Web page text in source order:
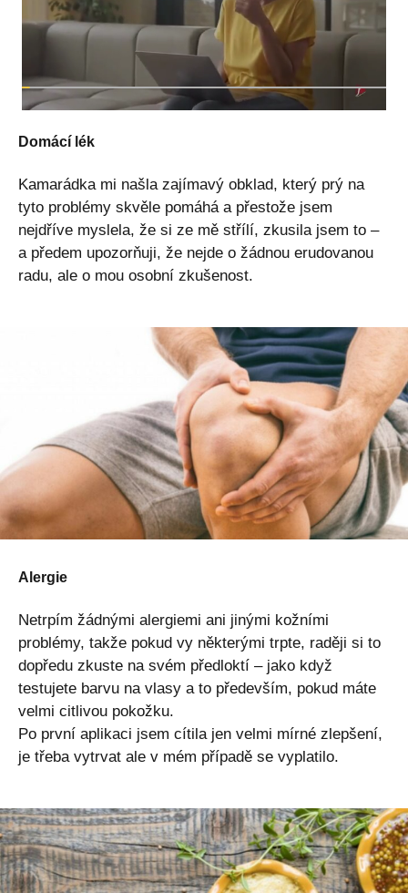
Domácí lék
Kamarádka mi našla zajímavý obklad, který prý na
tyto problémy skvěle pomáhá a přestože jsem
nejdříve myslela, že si ze mě střílí, zkusila jsem to –
a předem upozorňuji, že nejde o žádnou erudovanou
radu, ale o mou osobní zkušenost.
Alergie
Netrpím žádnými alergiemi ani jinými kožními
problémy, takže pokud vy některými trpte, raději si to
dopředu zkuste na svém předloktí – jako když
testujete barvu na vlasy a to především, pokud máte
velmi citlivou pokožku.
Po první aplikaci jsem cítila jen velmi mírné zlepšení,
je třeba vytrvat ale v mém případě se vyplatilo.